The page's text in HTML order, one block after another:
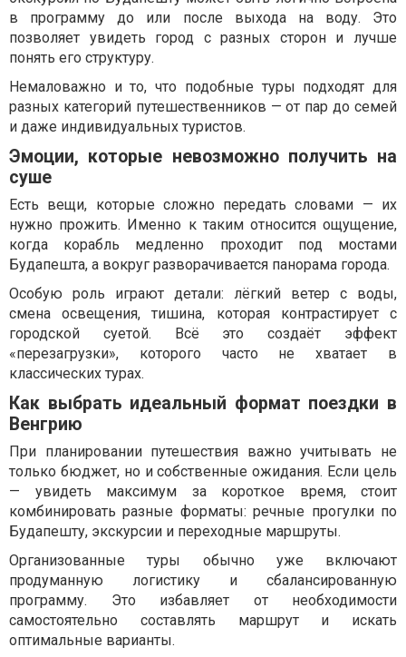
в программу до или после выхода на воду. Это
позволяет увидеть город с разных сторон и лучше
понять его структуру.
Немаловажно и то, что подобные туры подходят для
разных категорий путешественников — от пар до семей
и даже индивидуальных туристов.
Эмоции, которые невозможно получить на
суше
Есть вещи, которые сложно передать словами — их
нужно прожить. Именно к таким относится ощущение,
когда корабль медленно проходит под мостами
Будапешта, а вокруг разворачивается панорама города.
Особую роль играют детали: лёгкий ветер с воды,
смена освещения, тишина, которая контрастирует с
городской суетой. Всё это создаёт эффект
«перезагрузки», которого часто не хватает в
классических турах.
Как выбрать идеальный формат поездки в
Венгрию
При планировании путешествия важно учитывать не
только бюджет, но и собственные ожидания. Если цель
— увидеть максимум за короткое время, стоит
комбинировать разные форматы: речные прогулки по
Будапешту, экскурсии и переходные маршруты.
Организованные туры обычно уже включают
продуманную логистику и сбалансированную
программу. Это избавляет от необходимости
самостоятельно составлять маршрут и искать
оптимальные варианты.